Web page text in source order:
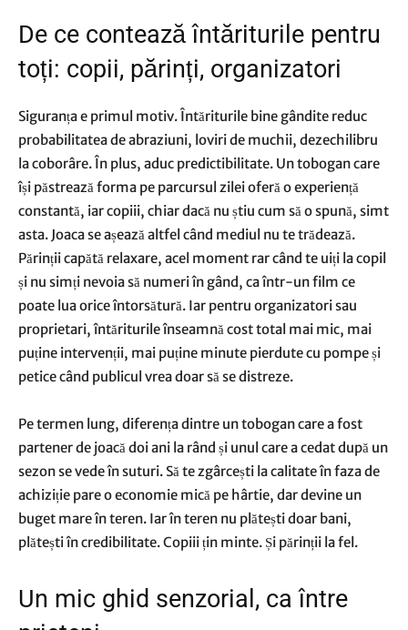
De ce contează întăriturile pentru
toți: copii, părinți, organizatori
Siguranța e primul motiv. Întăriturile bine gândite reduc
probabilitatea de abraziuni, loviri de muchii, dezechilibru
la coborâre. În plus, aduc predictibilitate. Un tobogan care
își păstrează forma pe parcursul zilei oferă o experiență
constantă, iar copiii, chiar dacă nu știu cum să o spună, simt
asta. Joaca se așează altfel când mediul nu te trădează.
Părinții capătă relaxare, acel moment rar când te uiți la copil
și nu simți nevoia să numeri în gând, ca într-un film ce
poate lua orice întorsătură. Iar pentru organizatori sau
proprietari, întăriturile înseamnă cost total mai mic, mai
puține intervenții, mai puține minute pierdute cu pompe și
petice când publicul vrea doar să se distreze.
Pe termen lung, diferența dintre un tobogan care a fost
partener de joacă doi ani la rând și unul care a cedat după un
sezon se vede în suturi. Să te zgârcești la calitate în faza de
achiziție pare o economie mică pe hârtie, dar devine un
buget mare în teren. Iar în teren nu plătești doar bani,
plătești în credibilitate. Copiii țin minte. Și părinții la fel.
Un mic ghid senzorial, ca între